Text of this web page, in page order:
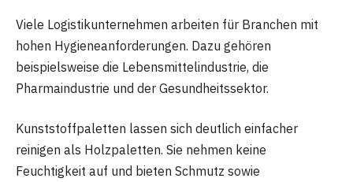
Viele Logistikunternehmen arbeiten für Branchen mit
hohen Hygieneanforderungen. Dazu gehören
beispielsweise die Lebensmittelindustrie, die
Pharmaindustrie und der Gesundheitssektor.
Kunststoffpaletten lassen sich deutlich einfacher
reinigen als Holzpaletten. Sie nehmen keine
Feuchtigkeit auf und bieten Schmutz sowie